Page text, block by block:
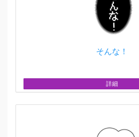
そんな！
詳細